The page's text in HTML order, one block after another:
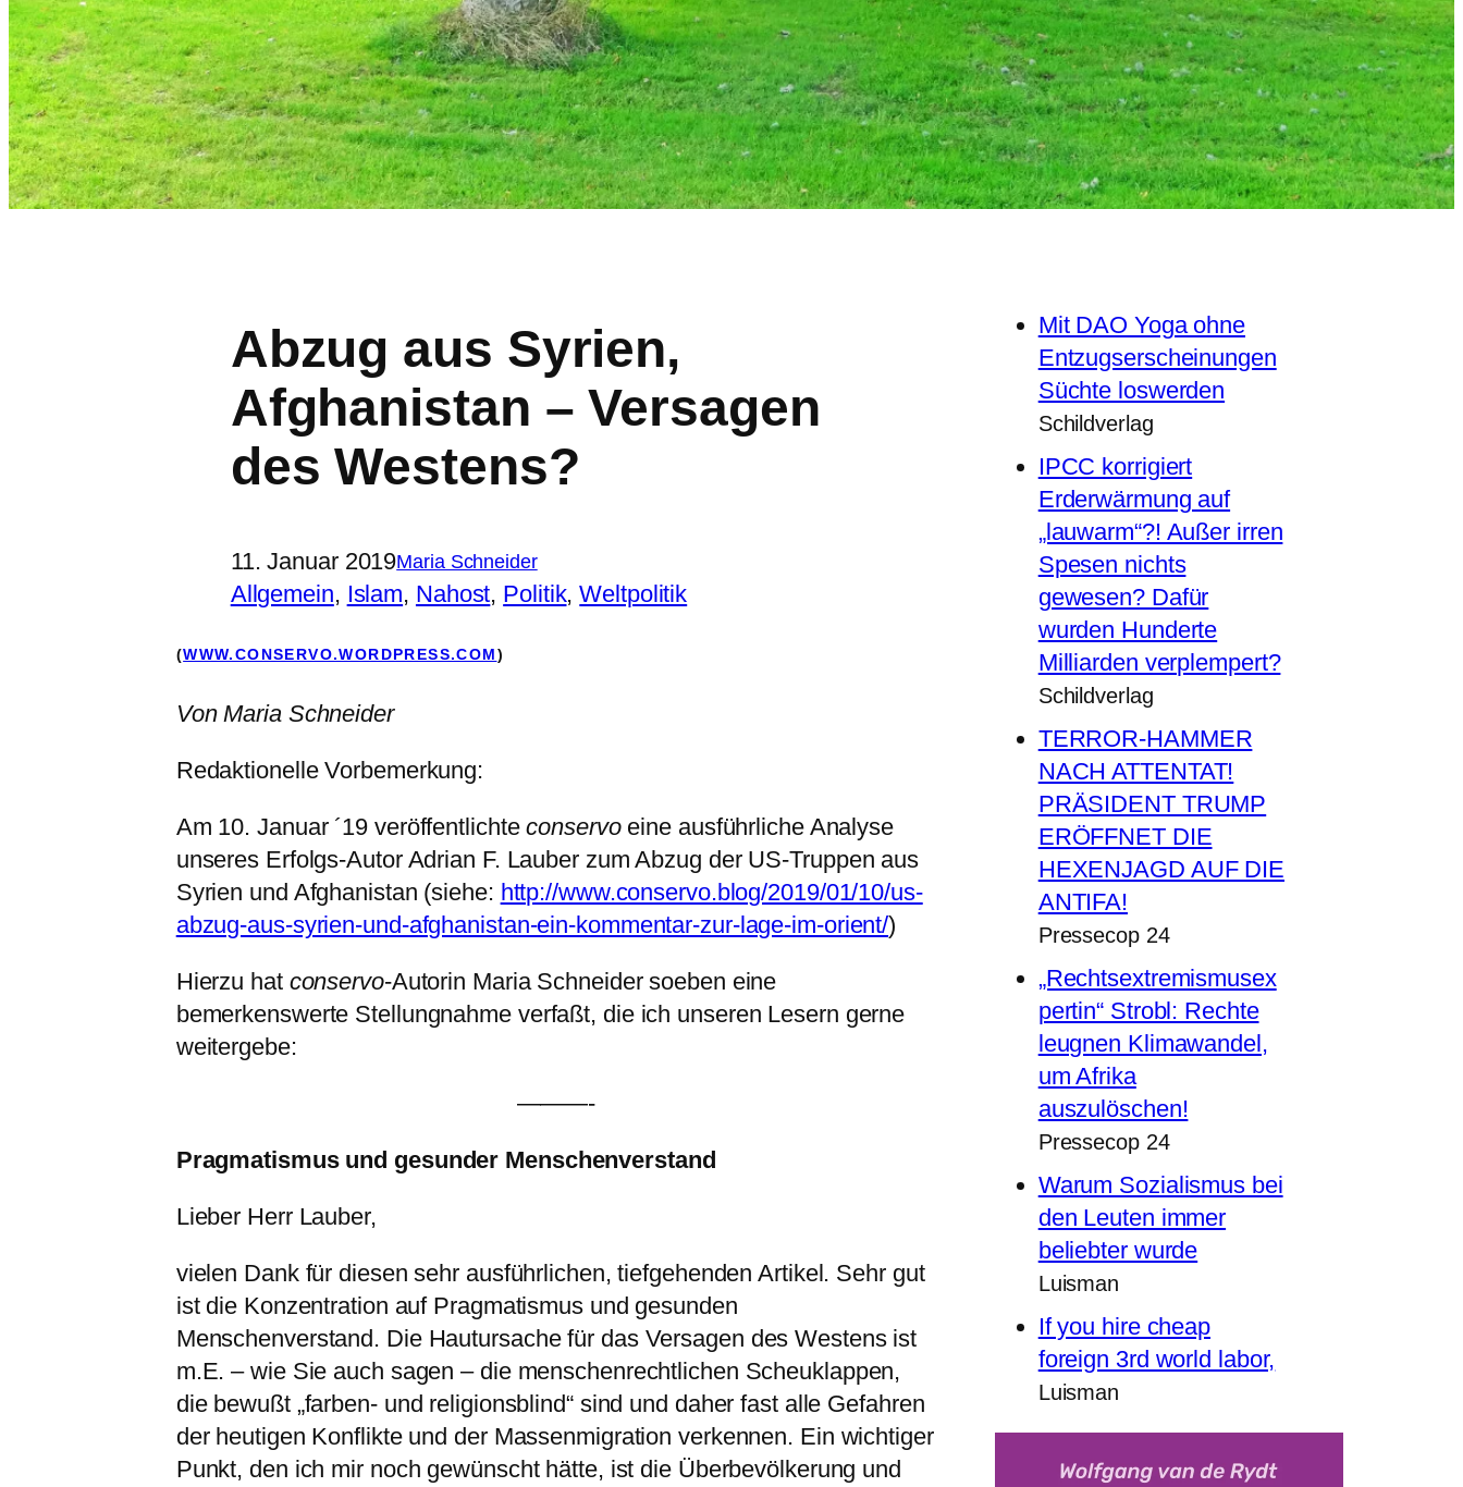
Abzug aus Syrien,
Afghanistan – Versagen
des Westens?
11. Januar 2019Maria Schneider
Allgemein, Islam, Nahost, Politik, Weltpolitik
(WWW.CONSERVO.WORDPRESS.COM)
Von Maria Schneider
Redaktionelle Vorbemerkung:
Am 10. Januar ´19 veröffentlichteconservoeine ausführliche Analyse
unseres Erfolgs-Autor Adrian F. Lauber zum Abzug der US-Truppen aus
Syrien und Afghanistan (siehe: http://www.conservo.blog/2019/01/10/us-
abzug-aus-syrien-und-afghanistan-ein-kommentar-zur-lage-im-orient/)
Hierzu hat conservo-Autorin Maria Schneider soeben eine
bemerkenswerte Stellungnahme verfaßt, die ich unseren Lesern gerne
weitergebe:
———-
Pragmatismus und gesunder Menschenverstand
Lieber Herr Lauber,
vielen Dank für diesen sehr ausführlichen, tiefgehenden Artikel. Sehr gut
ist die Konzentration auf Pragmatismus und gesunden
Menschenverstand. Die Hautursache für das Versagen des Westens ist
m.E. – wie Sie auch sagen – die menschenrechtlichen Scheuklappen,
die bewußt „farben- und religionsblind“ sind und daher fast alle Gefahren
der heutigen Konflikte und der Massenmigration verkennen. Ein wichtiger
Punkt, den ich mir noch gewünscht hätte, ist die Überbevölkerung und
Mit DAO Yoga ohne
Entzugserscheinungen
Süchte loswerden
Schildverlag
IPCC korrigiert
Erderwärmung auf
„lauwarm“?! Außer irren
Spesen nichts
gewesen? Dafür
wurden Hunderte
Milliarden verplempert?
Schildverlag
TERROR-HAMMER
NACH ATTENTAT!
PRÄSIDENT TRUMP
ERÖFFNET DIE
HEXENJAGD AUF DIE
ANTIFA!
Pressecop 24
„Rechtsextremismusex
pertin“ Strobl: Rechte
leugnen Klimawandel,
um Afrika
auszulöschen!
Pressecop 24
Warum Sozialismus bei
den Leuten immer
beliebter wurde
Luisman
If you hire cheap
foreign 3rd world labor,
Luisman